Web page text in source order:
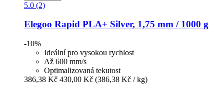
5.0 (2)
Elegoo Rapid PLA+ Silver, 1,75 mm / 1000 g
-10%
Ideální pro vysokou rychlost
Až 600 mm/s
Optimalizovaná tekutost
386,38 Kč 430,00 Kč (386,38 Kč / kg)